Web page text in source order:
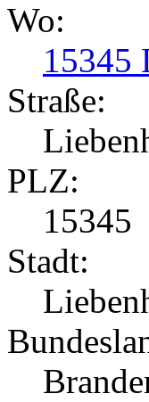
Wo:
15345
Straße:
PLZ:
15345
Stadt: